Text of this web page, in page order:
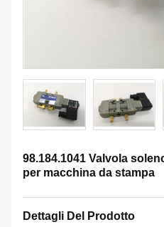
98.184.1041 Valvola
per macchina da stampa
Dettagli Del Prodotto